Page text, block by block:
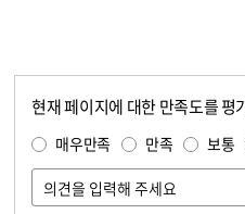
현재 페이지에 대한 만족도를 평
매우만족 만족 보통